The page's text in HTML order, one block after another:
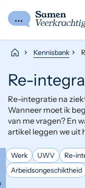
Kennisbank
Re-
Re-integratie na
Wanneer moet ik
van me vragen? En
artikel leggen we uit
Werk UWV Re-
Arbeidsongeschiktheid